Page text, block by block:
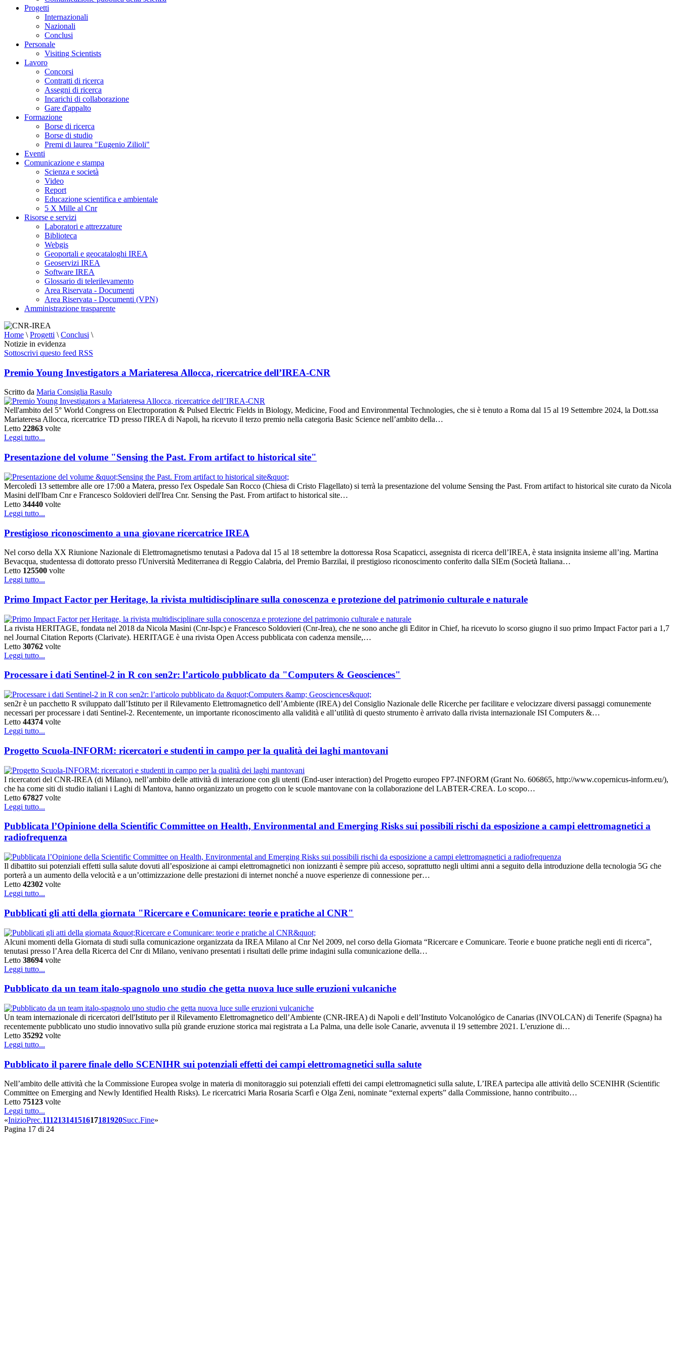
Progetti
Internazionali
Nazionali
Conclusi
Personale
Visiting Scientists
Lavoro
Concorsi
Contratti di ricerca
Assegni di ricerca
Incarichi di collaborazione
Gare d'appalto
Formazione
Borse di ricerca
Borse di studio
Premi di laurea "Eugenio Zilioli"
Eventi
Comunicazione e stampa
Scienza e società
Video
Report
Educazione scientifica e ambientale
5 X Mille al Cnr
Risorse e servizi
Laboratori e attrezzature
Biblioteca
Webgis
Geoportali e geocataloghi IREA
Geoservizi IREA
Software IREA
Glossario di telerilevamento
Area Riservata - Documenti
Area Riservata - Documenti (VPN)
Amministrazione trasparente
Home \ Progetti \ Conclusi \
Notizie in evidenza
Sottoscrivi questo feed RSS
Premio Young Investigators a Mariateresa Allocca, ricercatrice dell’IREA-CNR
Scritto da Maria Consiglia Rasulo
Nell'ambito del 5° World Congress on Electroporation & Pulsed Electric Fields in Biology, Medicine, Food and Environmental Technologies, che si è tenuto a Roma dal 15 al 19 Settembre 2024, la Dott.ssa
Mariateresa Allocca, ricercatrice TD presso l'IREA di Napoli, ha ricevuto il terzo premio nella categoria Basic Science nell’ambito della…
Letto 22863 volte
Leggi tutto...
Presentazione del volume "Sensing the Past. From artifact to historical site"
Mercoledì 13 settembre alle ore 17:00 a Matera, presso l'ex Ospedale San Rocco (Chiesa di Cristo Flagellato) si terrà la presentazione del volume Sensing the Past. From artifact to historical site curato da Nicola
Masini dell'Ibam Cnr e Francesco Soldovieri dell'Irea Cnr. Sensing the Past. From artifact to historical site…
Letto 34440 volte
Leggi tutto...
Prestigioso riconoscimento a una giovane ricercatrice IREA
Nel corso della XX Riunione Nazionale di Elettromagnetismo tenutasi a Padova dal 15 al 18 settembre la dottoressa Rosa Scapaticci, assegnista di ricerca dell’IREA, è stata insignita insieme all’ing. Martina
Bevacqua, studentessa di dottorato presso l'Università Mediterranea di Reggio Calabria, del Premio Barzilai, il prestigioso riconoscimento conferito dalla SIEm (Società Italiana…
Letto 125500 volte
Leggi tutto...
Primo Impact Factor per Heritage, la rivista multidisciplinare sulla conoscenza e protezione del patrimonio culturale e naturale
La rivista HERITAGE, fondata nel 2018 da Nicola Masini (Cnr-Ispc) e Francesco Soldovieri (Cnr-Irea), che ne sono anche gli Editor in Chief, ha ricevuto lo scorso giugno il suo primo Impact Factor pari a 1,7
nel Journal Citation Reports (Clarivate). HERITAGE è una rivista Open Access pubblicata con cadenza mensile,…
Letto 30762 volte
Leggi tutto...
Processare i dati Sentinel-2 in R con sen2r: l’articolo pubblicato da "Computers & Geosciences"
sen2r è un pacchetto R sviluppato dall’Istituto per il Rilevamento Elettromagnetico dell’Ambiente (IREA) del Consiglio Nazionale delle Ricerche per facilitare e velocizzare diversi passaggi comunemente
necessari per processare i dati Sentinel-2. Recentemente, un importante riconoscimento alla validità e all’utilità di questo strumento è arrivato dalla rivista internazionale ISI Computers &…
Letto 44374 volte
Leggi tutto...
Progetto Scuola-INFORM: ricercatori e studenti in campo per la qualità dei laghi mantovani
I ricercatori del CNR-IREA (di Milano), nell’ambito delle attività di interazione con gli utenti (End-user interaction) del Progetto europeo FP7-INFORM (Grant No. 606865, http://www.copernicus-inform.eu/),
che ha come siti di studio italiani i Laghi di Mantova, hanno organizzato un progetto con le scuole mantovane con la collaborazione del LABTER-CREA. Lo scopo…
Letto 67827 volte
Leggi tutto...
Pubblicata l’Opinione della Scientific Committee on Health, Environmental and Emerging Risks sui possibili rischi da esposizione a campi elettromagnetici a
radiofrequenza
Il dibattito sui potenziali effetti sulla salute dovuti all’esposizione ai campi elettromagnetici non ionizzanti è sempre più acceso, soprattutto negli ultimi anni a seguito della introduzione della tecnologia 5G che
porterà a un aumento della velocità e a un’ottimizzazione delle prestazioni di internet nonché a nuove esperienze di connessione per…
Letto 42302 volte
Leggi tutto...
Pubblicati gli atti della giornata "Ricercare e Comunicare: teorie e pratiche al CNR"
Alcuni momenti della Giornata di studi sulla comunicazione organizzata da IREA Milano al Cnr Nel 2009, nel corso della Giornata “Ricercare e Comunicare. Teorie e buone pratiche negli enti di ricerca”,
tenutasi presso l’Area della Ricerca del Cnr di Milano, venivano presentati i risultati delle prime indagini sulla comunicazione della…
Letto 38694 volte
Leggi tutto...
Pubblicato da un team italo-spagnolo uno studio che getta nuova luce sulle eruzioni vulcaniche
Un team internazionale di ricercatori dell'Istituto per il Rilevamento Elettromagnetico dell’Ambiente (CNR-IREA) di Napoli e dell’Instituto Volcanológico de Canarias (INVOLCAN) di Tenerife (Spagna) ha
recentemente pubblicato uno studio innovativo sulla più grande eruzione storica mai registrata a La Palma, una delle isole Canarie, avvenuta il 19 settembre 2021. L'eruzione di…
Letto 35292 volte
Leggi tutto...
Pubblicato il parere finale dello SCENIHR sui potenziali effetti dei campi elettromagnetici sulla salute
Nell’ambito delle attività che la Commissione Europea svolge in materia di monitoraggio sui potenziali effetti dei campi elettromagnetici sulla salute, L’IREA partecipa alle attività dello SCENIHR (Scientific
Committee on Emerging and Newly Identified Health Risks). Le ricercatrici Maria Rosaria Scarfì e Olga Zeni, nominate “external experts” dalla Commissione, hanno contribuito…
Letto 75123 volte
Leggi tutto...
«InizioPrec.11121314151617181920Succ.Fine»
Pagina 17 di 24